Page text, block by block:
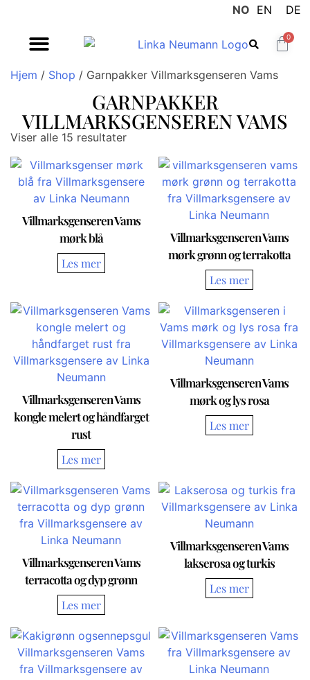
NO EN DE
0
Hjem / Shop / Garnpakker Villmarksgenseren Vams
GARNPAKKER
VILLMARKSGENSEREN VAMS
Viser alle 15 resultater
Villmarksgenseren Vams
mørk blå
Villmarksgenseren Vams
mørk grønn og terrakotta
Villmarksgenseren Vams
kongle melert og håndfarget
rust
Villmarksgenseren Vams
mørk og lys rosa
Villmarksgenseren Vams
terracotta og dyp grønn
Villmarksgenseren Vams
lakserosa og turkis